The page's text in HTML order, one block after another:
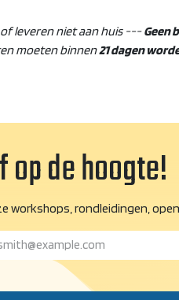
leveren niet aan huis ---Geen
moeten binnen21 dagen
op de hoogte!
workshops, rondleidingen,